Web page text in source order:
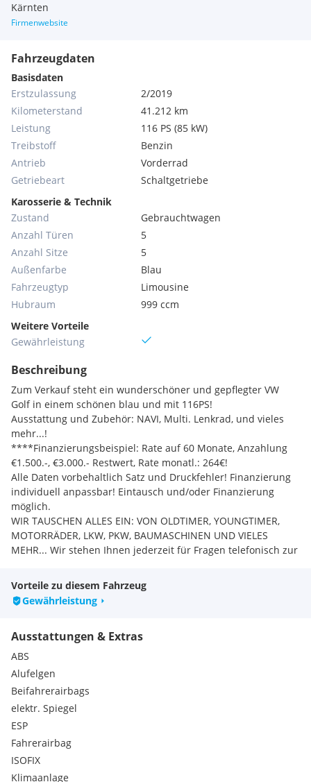
Kärnten
Firmenwebsite
Fahrzeugdaten
Basisdaten
Erstzulassung
2/2019
Kilometerstand
41.212 km
Leistung
116 PS (85 kW)
Treibstoff
Benzin
Antrieb
Vorderrad
Getriebeart
Schaltgetriebe
Karosserie & Technik
Zustand
Gebrauchtwagen
Anzahl Türen
5
Anzahl Sitze
5
Außenfarbe
Blau
Fahrzeugtyp
Limousine
Hubraum
999 ccm
Weitere Vorteile
Gewährleistung
Beschreibung
Zum Verkauf steht ein wunderschöner und gepflegter VW
Golf in einem schönen blau und mit 116PS!
Ausstattung und Zubehör: NAVI, Multi. Lenkrad, und vieles
mehr...!
****Finanzierungsbeispiel: Rate auf 60 Monate, Anzahlung
€1.500.-, €3.000.- Restwert, Rate monatl.: 264€!
Alle Daten vorbehaltlich Satz und Druckfehler! Finanzierung
individuell anpassbar! Eintausch und/oder Finanzierung
möglich.
WIR TAUSCHEN ALLES EIN: VON OLDTIMER, YOUNGTIMER,
MOTORRÄDER, LKW, PKW, BAUMASCHINEN UND VIELES
MEHR... Wir stehen Ihnen jederzeit für Fragen telefonisch zur
RENT Businesspark Udinestr. 43, 9500 Villach
Serienausstattungen:
Dieselpartikelfilter
Taschenhaken im Gepäckraum
Doppelton-Signalhorn
Dreipunkt-Automatik-Sicherheitsgurte vorn mit
Höheneinstellung und Gurtstraffer
Elektronische Parkbremse inkl. Auto-Hold-Funktion
Karosserie verzinkt
Kopfstützen (3 Stück) hinten
Lenksäule mit Höhen- und Längseinstellung
Müdigkeitserkennung
Multikollisionsbremse
Vorteile zu diesem Fahrzeug
Gewährleistung
Ausstattungen & Extras
ABS
Alufelgen
Beifahrerairbags
elektr. Spiegel
ESP
Fahrerairbag
ISOFIX
Klimaanlage